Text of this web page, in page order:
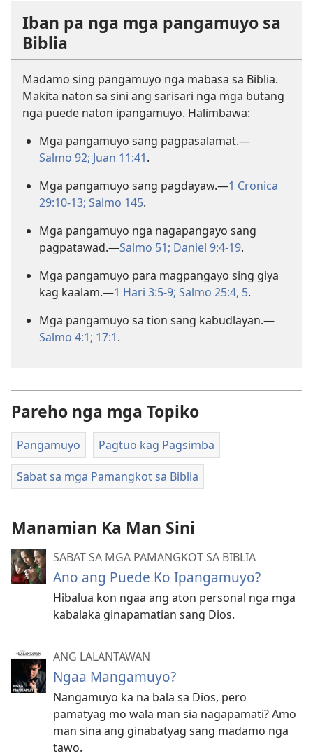
Iban pa nga mga pangamuyo sa
Biblia
Madamo sing pangamuyo nga mabasa sa Biblia.
Makita naton sa sini ang sarisari nga mga butang
nga puede naton ipangamuyo. Halimbawa:
Mga pangamuyo sang pagpasalamat.—
Salmo 92; Juan 11:41.
Mga pangamuyo sang pagdayaw.—1 Cronica
29:10-13; Salmo 145.
Mga pangamuyo nga nagapangayo sang
pagpatawad.—Salmo 51; Daniel 9:4-19.
Mga pangamuyo para magpangayo sing giya
kag kaalam.—1 Hari 3:5-9; Salmo 25:4, 5.
Mga pangamuyo sa tion sang kabudlayan.—
Salmo 4:1; 17:1.
Pareho nga mga Topiko
Pangamuyo Pagtuo kag Pagsimba
Sabat sa mga Pamangkot sa Biblia
Manamian Ka Man Sini
SABAT SA MGA PAMANGKOT SA BIBLIA
Ano ang Puede Ko Ipangamuyo?
Hibalua kon ngaa ang aton personal nga mga
kabalaka ginapamatian sang Dios.
ANG LALANTAWAN
Ngaa Mangamuyo?
Nangamuyo ka na bala sa Dios, pero
pamatyag mo wala man sia nagapamati? Amo
man sina ang ginabatyag sang madamo nga
tawo.